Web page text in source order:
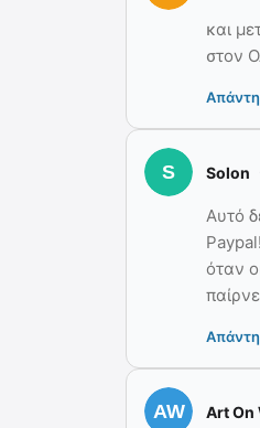
και
στον
Solon
Αυτό
όταν
Art On